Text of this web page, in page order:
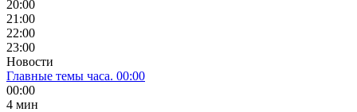
20:00
21:00
22:00
23:00
Новости
Главные темы часа. 00:00
00:00
4 мин